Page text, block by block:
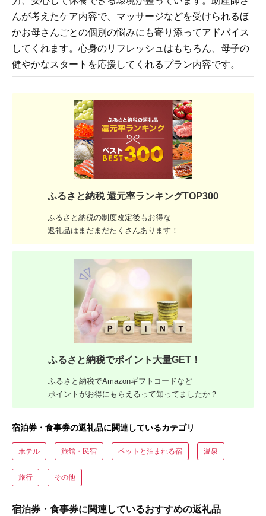
んが考えたケア内容で、マッサージなどを受けられるほ
かお母さんごとの個別の悩みにも寄り添ってアドバイス
してくれます。心身のリフレッシュはもちろん、母子の
健やかなスタートを応援してくれるプラン内容です。
ふるさと納税 還元率ランキングTOP300
ふるさと納税の制度改定後もお得な
返礼品はまだまだたくさんあります！
ふるさと納税でポイント大量GET！
ふるさと納税でAmazonギフトコードなど
ポイントがお得にもらえるって知ってましたか？
宿泊券・食事券の返礼品に関連しているカテゴリ
ホテル 旅館・民宿 ペットと泊まれる宿 温泉
旅行 その他
宿泊券・食事券に関連しているおすすめの返礼品